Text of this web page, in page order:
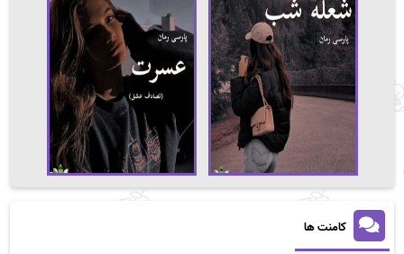
کامنت ها